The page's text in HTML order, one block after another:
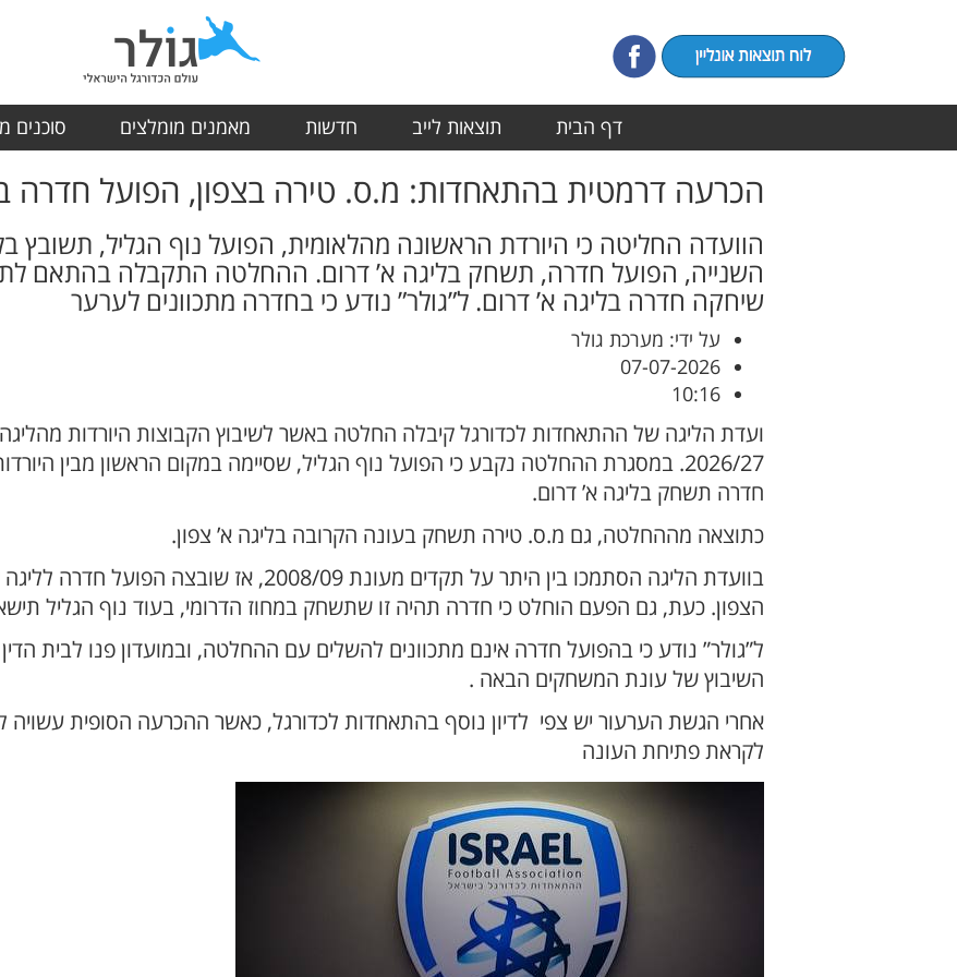
דף הבית תוצאות לייב חדשות מאמנים מומלצים סוכנים
הכרעה דרמטית בהתאחדות: מ.ס. טירה בצפון, הפועל חדרה
הוועדה החליטה כי היורדת הראשונה מהלאומית, הפועל נוף הגליל, תשובץ
שיחקה חדרה בליגה א’ דרום. ל”גולר” נודע כי בחדרה מתכוונים לערער
על ידי: מערכת גולר
07-07-2026
10:16
ועדת הליגה של ההתאחדות לכדורגל קיבלה החלטה באשר לשיבוץ הקבוצות היורדות
2026/27. במסגרת ההחלטה נקבע כי הפועל נוף הגליל, שסיימה במקום הראשון מבין
חדרה תשחק בליגה א’ דרום.
כתוצאה מההחלטה, גם מ.ס. טירה תשחק בעונה הקרובה בליגה א’ צפון.
בוועדת הליגה הסתמכו בין היתר על תקדים מעונת 2008/
הצפון. כעת, גם הפעם הוחלט כי חדרה תהיה זו שתשחק במחוז הדרומי, בעוד נוף הגליל
ל”גולר” נודע כי בהפועל חדרה אינם מתכוונים להשלים עם ההחלטה, ובמועדון פנו לבית
השיבוץ של עונת המשחקים הבאה .
אחרי הגשת הערעור יש צפי לדיון נוסף בהתאחדות לכדורגל, כאשר ההכרעה הסופית עשויה
לקראת פתיחת העונה